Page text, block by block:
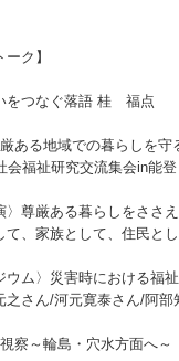
ーク】
をつなぐ落語 桂 福点
ある地域での暮らしを守
会福祉研究交流集会in能登
〉尊厳ある暮らしをささ
、家族として、住民と
ウム〉災害時における福
さん/河元寛泰さん/阿部
視察～輪島・穴水方面へ～